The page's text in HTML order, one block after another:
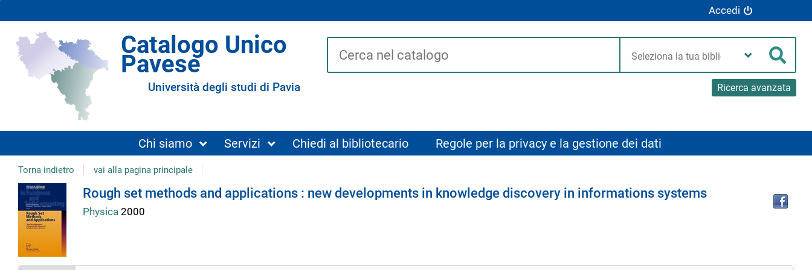
Accedi
Catalogo Unico
Pavese
Università degli studi di Pavia
Cerca su "Catalogo"
Cerca
Ricerca avanzata
Chi siamo Servizi Chiedi al bibliotecario Regole per la privacy e la gestione dei dati
Torna indietro vai alla pagina principale
Dettaglio
del
documento
Rough set methods and applications : new developments in knowledge discovery in informations systems
Physica 2000